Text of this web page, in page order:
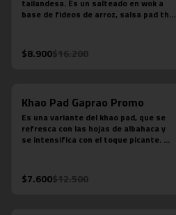
tailandesa. Es un salteado en wok a
base de fideos de arroz, salsa pad thai
de dragón, tofu y limón sutil. No
contiene salsa de pescado ni salsa de
$8.900$16.200
Khao Pad Gaprao Promo
Es una variante del khao pad, que se
refresca con las hojas de albahaca y
se intensifica con el toque picante.
*Plato levemente picante
$7.600$12.500